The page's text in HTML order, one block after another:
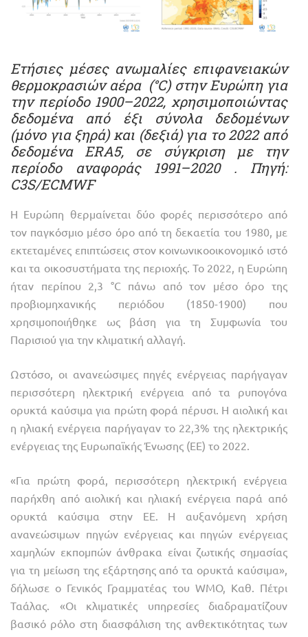
Ετήσιες μέσες ανωμαλίες επιφανειακών
θερμοκρασιών αέρα (°C) στην Ευρώπη για
την περίοδο 1900–2022, χρησιμοποιώντας
δεδομένα από έξι σύνολα δεδομένων
(μόνο για ξηρά) και (δεξιά) για το 2022 από
δεδομένα ERA5, σε σύγκριση με την
περίοδο αναφοράς 1991–2020 . Πηγή:
C3S/ECMWF
Η Ευρώπη θερμαίνεται δύο φορές περισσότερο από
τον παγκόσμιο μέσο όρο από τη δεκαετία του 1980, με
εκτεταμένες επιπτώσεις στον κοινωνικοοικονομικό ιστό
και τα οικοσυστήματα της περιοχής. Το 2022, η Ευρώπη
ήταν περίπου 2,3 °C πάνω από τον μέσο όρο της
προβιομηχανικής περιόδου (1850-1900) που
χρησιμοποιήθηκε ως βάση για τη Συμφωνία του
Παρισιού για την κλιματική αλλαγή.
Ωστόσο, οι ανανεώσιμες πηγές ενέργειας παρήγαγαν
περισσότερη ηλεκτρική ενέργεια από τα ρυπογόνα
ορυκτά καύσιμα για πρώτη φορά πέρυσι. Η αιολική και
η ηλιακή ενέργεια παρήγαγαν το 22,3% της ηλεκτρικής
ενέργειας της Ευρωπαϊκής Ένωσης (ΕΕ) το 2022.
«Για πρώτη φορά, περισσότερη ηλεκτρική ενέργεια
παρήχθη από αιολική και ηλιακή ενέργεια παρά από
ορυκτά καύσιμα στην ΕΕ. Η αυξανόμενη χρήση
ανανεώσιμων πηγών ενέργειας και πηγών ενέργειας
χαμηλών εκπομπών άνθρακα είναι ζωτικής σημασίας
για τη μείωση της εξάρτησης από τα ορυκτά καύσιμα»,
δήλωσε ο Γενικός Γραμματέας του WMO, Καθ. Πέτρι
Ταάλας. «Οι κλιματικές υπηρεσίες διαδραματίζουν
βασικό ρόλο στη διασφάλιση της ανθεκτικότητας των